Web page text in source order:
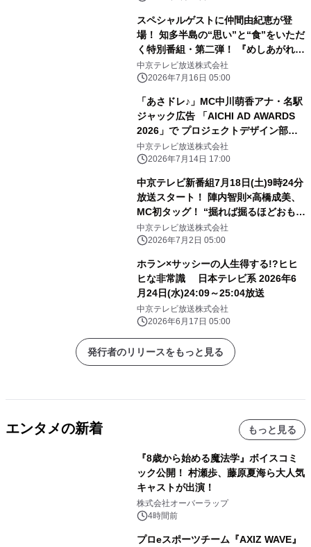
スペシャルゲストに仲間由紀恵が登
場！ 知多半島の“思い”と“食”をいただ
く特別番組・第二弾！ 『めしあがれ！
知多どれストラン！2026夏』 7月26日
(日)ひる0時35分～放送！
中京テレビ放送株式会社
2026年7月16日 05:00
「あさドレ♪」MC中川萌香アナ・名駅
ジャック広告 「AICHI AD AWARDS
2026」で プロジェクトデザイン部
門・ゴールドを含む計3部門で入賞！
中京テレビ放送株式会社
2026年7月14日 17:00
中京テレビ新番組7月18日(土)9時24分
放送スタート！ 陣内智則×高橋成美、
MC初タッグ！ “掘れば掘るほどおもし
ろい”アスリートの素顔に迫る 新スポ
ーツトーク番組「あすりーと
話題”をキッカケに アスリートたちの
素顔を、とことん深掘り！
中京テレビ放送株式会社
2026年7月2日 05:00
ホラン×サッシーの人生得する!?ヒヒ
ヒな非常識 日本テレビ系 2026年6
月24日(水)24:09～25:04放送
中京テレビ放送株式会社
2026年6月17日 05:00
発行者のリリースをもっと見る
エンタメの新着 もっと見る
『8歳から始める魔法学』ボイスコミ
ック公開！ 村瀬歩、藤原夏海ら大人気
キャストが出演！
株式会社オーバーラップ
4時間前
プロeスポーツチーム『AXIZ WAVE』